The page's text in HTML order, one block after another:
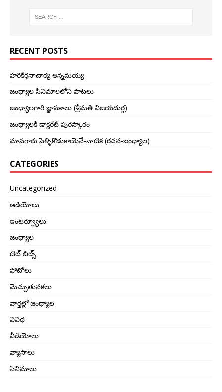
RECENT POSTS
హరికీర్తనాచార్య అన్నమయ్య
జంధ్యాల సినిమాలలోని పాటలు
జంధ్యాలగారి జ్ఞాపకాలు (శ్రీమతి విజయదుర్గ)
జంధ్యాలకి డాక్టరేట్ పురస్కారం
మావగారు పెళ్ళికొడుకాయెనే-నాటిక (రచన-జంధ్యాల)
CATEGORIES
Uncategorized
ఆడియోలు
ఇంటర్వ్యూలు
జంధ్యాల
టిట్ బిట్స్
ఫోటోలు
మెచ్చుతునకలు
వార్తల్లో జంధ్యాల
వివిధ
వీడియోలు
వ్యాసాలు
సినిమాలు